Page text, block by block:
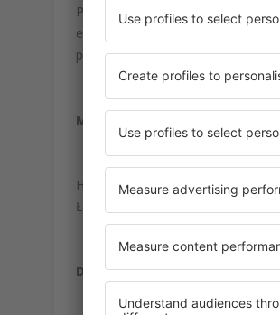
Passageiros chegando à Tri-
estação ferroviária Gdańsk
pegar o ônibus 110.
Microônibus
Há empresas privadas que
Łeba, Bytów, Puck, e Władysłów.
De trem